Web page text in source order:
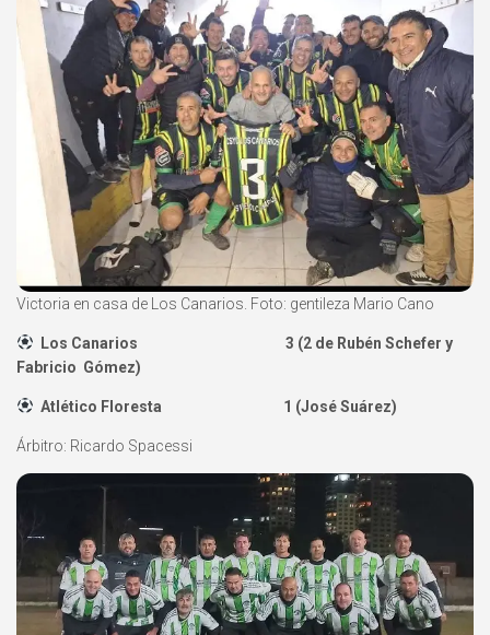
Victoria en casa de Los Canarios. Foto: gentileza Mario Cano
Los Canarios 3 (2 de Rubén Schefer y
Fabricio Gómez)
Atlético Floresta 1 (José Suárez)
Árbitro: Ricardo Spacessi